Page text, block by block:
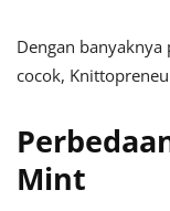
Dengan
cocok,
Mint